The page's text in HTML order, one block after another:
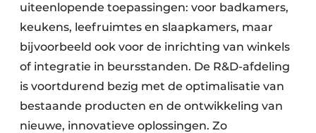
uiteenlopende toepassingen: voor badkamers,
keukens, leefruimtes en slaapkamers, maar
bijvoorbeeld ook voor de inrichting van winkels
of integratie in beursstanden. De R&D-afdeling
is voortdurend bezig met de optimalisatie van
bestaande producten en de ontwikkeling van
nieuwe, innovatieve oplossingen. Zo